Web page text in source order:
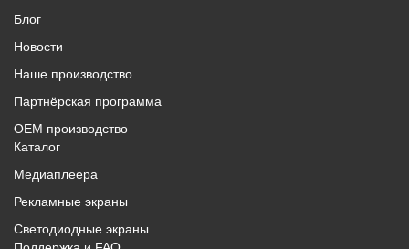
Блог
Новости
Наше производство
Партнёрская программа
OEM производство
Каталог
Медиаплеера
Рекламные экраны
Светодиодные экраны